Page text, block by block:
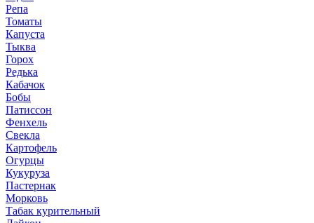
Репа
Томаты
Капуста
Тыква
Горох
Редька
Кабачок
Бобы
Патиссон
Фенхель
Свекла
Картофель
Огурцы
Кукуруза
Пастернак
Морковь
Табак курительный